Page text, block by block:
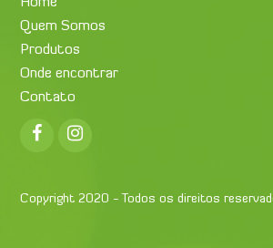
Quem Somos
Produtos
Onde encontrar
Contato
Facebook
Copyright 2020 - Todos os direitos